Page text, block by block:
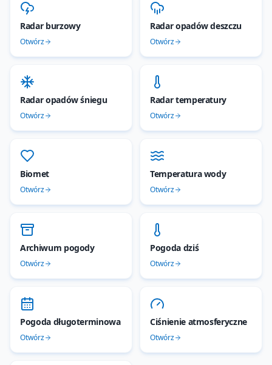
Radar burzowy
Otwórz
Radar opadów deszczu
Otwórz
Radar opadów śniegu
Otwórz
Radar temperatury
Otwórz
Biomet
Otwórz
Temperatura wody
Otwórz
Archiwum pogody
Otwórz
Pogoda dziś
Otwórz
Pogoda długoterminowa
Otwórz
Ciśnienie atmosferyczne
Otwórz